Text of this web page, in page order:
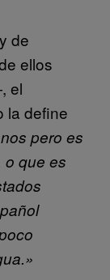
de
ellos
el
la define
pero es
o que es